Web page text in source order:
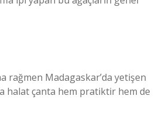
rağmen Madagaskar’da yetişen
halat çanta hem pratiktir hem de